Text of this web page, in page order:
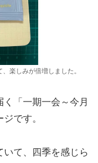
楽しみが倍増しました。
「一期一会～今月
です。
いて、四季を感じら